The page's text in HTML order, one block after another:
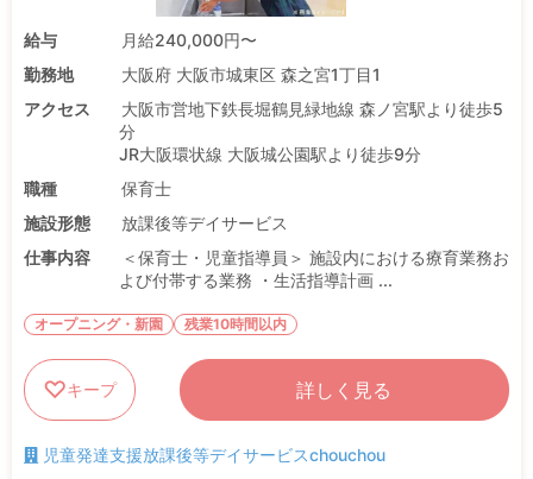
給与
月給240,000円〜
勤務地
大阪府 大阪市城東区 森之宮1丁目1
アクセス
大阪市営地下鉄長堀鶴見緑地線 森ノ宮駅より徒歩5
分
JR大阪環状線 大阪城公園駅より徒歩9分
職種
保育士
施設形態
放課後等デイサービス
仕事内容
＜保育士・児童指導員＞ 施設内における療育業務お
よび付帯する業務 ・生活指導計画 ...
オープニング・新園 残業10時間以内
キープ 詳しく見る
児童発達支援放課後等デイサービスchouchou